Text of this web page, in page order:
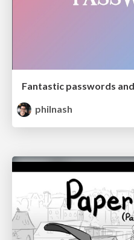
philnash